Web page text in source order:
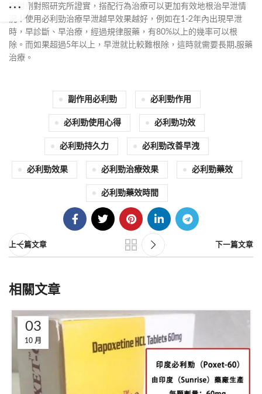
安慰劑對照研究所證實，搭配行為治療可以更加有效地根治早泄情
況！使用必利勁治療早泄越早效果越好，例如在1-2年內出現早泄
時，早診斷、早治療，經過規律服藥，有80%以上的幾率可以根
除。而如果超過5年以上，早泄就比較難根除，這時就需要長期 .服藥
治療。
副作用必利勁 必利勁作用
必利勁使用心得 必利勁功效
必利勁持久力 必利勁改善早洩
必利勁效果 必利勁治療效果 必利勁藥效
必利勁藥效時間
上一篇文章 下一篇文章
相關文章
03
10 月